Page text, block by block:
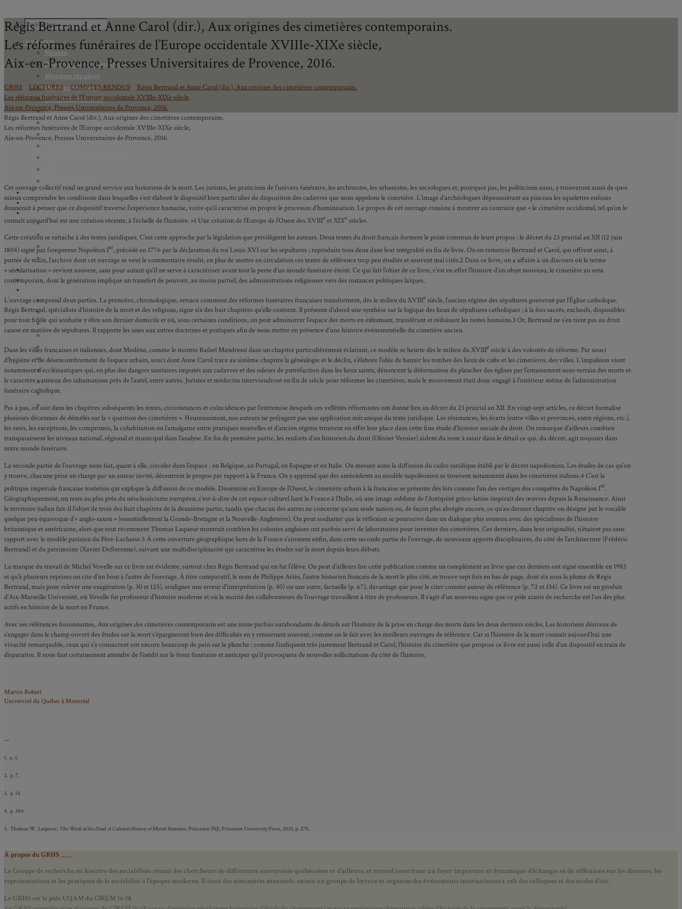
À PROPOS
Mission
Programmation scientifique
Membres réguliers
Membres étudiants
Chercheurs associés
Diplômé.e.s
Statuts
Gouvernance
ARCHIVES
PROJETS EN COURS
AXES DE RECHERCHE
Axe 1 : Représentations publiques, communes et privées de la Cité
Axe 2 : Réputation, célébrité et popularité dans l’espace public
Axe 3 : Diffusion, circulation et appropriation des savoirs
Axe 4 : Conflits, justice et régulation sociale
BIBLIOTHÈQUE
LECTURES
CINÉ-HISTOIRE – Voyage dans le cinéma japonais
CINÉ-HISTOIRE – La femme à la caméra
CINÉ-HISTOIRE – L’histoire comme chaos
CINÉ-HISTOIRE – Rome face à l’histoire
CINÉ-HISTOIRE – À l’ombre du 19e siècle
CINÉ-HISTOIRE – Sous l’œil de Bertrand Tavernier
CINÉ-HISTOIRE – L’histoire au tribunal
CINÉ-HISTOIRE – Le 18e siècle à l’écran
CINÉ-HISTOIRE – Kubrick historien
Perspectives citoyennes
Régis Bertrand et Anne Carol (dir.), Aux origines des cimetières contemporains.
Les réformes funéraires de l’Europe occidentale XVIIIe-XIXe siècle,
Aix-en-Provence, Presses Universitaires de Provence, 2016.
GRHS LECTURES>COMPTES RENDUS
Régis Bertrand et Anne Carol (dir.), Aux origines des cimetières contemporains.
Les réformes funéraires de l’Europe occidentale XVIIIe-XIXe siècle,
Aix-en-Provence, Presses Universitaires de Provence, 2016.
Régis Bertrand et Anne Carol (dir.), Aux origines des cimetières contemporains.
Les réformes funéraires de l’Europe occidentale XVIIIe-XIXe siècle,
Aix-en-Provence, Presses Universitaires de Provence, 2016.
Cet ouvrage collectif rend un grand service aux historiens de la mort. Les juristes, les praticiens de l’univers funéraire, les architectes, les urbanistes, les sociologues et, pourquoi pas, les politiciens aussi, y trouveront aussi de quoi
mieux comprendre les conditions dans lesquelles s’est élaboré le dispositif bien particulier de disposition des cadavres que nous appelons le cimetière. L’image d’archéologues dépoussiérant au pinceau les squelettes enfouis
donnerait à penser que ce dispositif traverse l’expérience humaine, voire qu’il caractérise en propre le processus d’hominisation. Le propos de cet ouvrage consiste à montrer au contraire que « le cimetière occidental, tel qu’on le
connaît aujourd’hui est une création récente, à l’échelle de l’histoire. »1 Une création de l’Europe de l’Ouest des XVIIIe et XIXe siècles.
Cette création se rattache à des textes juridiques. C’est cette approche par la législation que privilégient les auteurs. Deux textes du droit français forment le point commun de leurs propos : le décret du 23 prairial an XII (12 juin
1804) signé par l’empereur Napoléon Ier, précédé en 1776 par la déclaration du roi Louis XVI sur les sépultures ; reproduits tous deux dans leur intégralité en fin de livre. On en remercie Bertrand et Carol, qui offrent ainsi, à
portée de main, l’archive dont cet ouvrage se veut le commentaire érudit, en plus de mettre en circulation ces textes de référence trop peu étudiés et souvent mal cités.2 Dans ce livre, on a affaire à un discours où le terme
« sécularisation » revient souvent, sans pour autant qu’il ne serve à caractériser avant tout la perte d’un monde funéraire éteint. Ce qui fait l’objet de ce livre, c’est en effet l’histoire d’un objet nouveau, le cimetière au sens
contemporain, dont la génération implique un transfert de pouvoir, au moins partiel, des administrations religieuses vers des instances politiques laïques.
L’ouvrage comprend deux parties. La première, chronologique, retrace comment des réformes funéraires françaises transforment, dès le milieu du XVIIIe siècle, l’ancien régime des sépultures gouverné par l’Église catholique.
Régis Bertrand, spécialiste d’histoire de la mort et des religions, signe six des huit chapitres qu’elle contient. Il présente d’abord une synthèse sur la logique des lieux de sépultures catholiques ; à la fois sacrés, exclusifs, disponibles
pour tout fidèle qui souhaite y élire son dernier domicile et où, sous certaines conditions, on peut administrer l’espace des morts en exhumant, transférant et réduisant les restes humains.3 Or, Bertrand ne s’en tient pas au droit
canon en matière de sépultures. Il rapporte les unes aux autres doctrines et pratiques afin de nous mettre en présence d’une histoire évènementielle du cimetière ancien.
Dans les villes françaises et italiennes, dont Modène, comme le montre Rafael Mandressi dans un chapitre particulièrement éclairant, ce modèle se heurte dès le milieu du XVIIIe siècle à des volontés de réforme. Par souci
d’hygiène et de désencombrement de l’espace urbain, souci dont Anne Carol trace au sixième chapitre la généalogie et le déclin, s’élabore l’idée de bannir les tombes des lieux de culte et les cimetières, des villes. L’impulsion vient
notamment d’ecclésiastiques qui, en plus des dangers sanitaires imputés aux cadavres et des odeurs de putréfaction dans les lieux saints, dénoncent la déformation du plancher des églises par l’entassement sous-terrain des morts et
le caractère vaniteux des inhumations près de l’autel, entre autres. Juristes et médecins interviendront en fin de siècle pour réformer les cimetières, mais le mouvement était donc engagé à l’intérieur même de l’administration
funéraire catholique.
Pas à pas, on suit dans les chapitres subséquents les textes, circonstances et coïncidences par l’entremise desquels ces velléités réformistes ont donné lieu au décret du 23 prairial an XII. En vingt-sept articles, ce décret formalise
plusieurs décennies de démêlés sur la « question des cimetières ». Heureusement, nos auteurs ne préjugent pas une application mécanique du texte juridique. Les résistances, les écarts (entre villes et provinces, entre régions, etc.),
les ratés, les exceptions, les compromis, la cohabitation ou l’amalgame entre pratiques nouvelles et d’ancien régime trouvent en effet leur place dans cette fine étude d’histoire sociale du droit. On remarque d’ailleurs combien
transparaissent les niveaux national, régional et municipal dans l’analyse. En fin de première partie, les renforts d’un historien du droit (Olivier Vernier) aident du reste à saisir dans le détail ce qui, du décret, agit toujours dans
notre monde funéraire.
La seconde partie de l’ouvrage nous fait, quant à elle, circuler dans l’espace : en Belgique, au Portugal, en Espagne et en Italie. On mesure ainsi la diffusion du cadre juridique établi par le décret napoléonien. Les études de cas qu’on
y trouve, chacune prise en charge par un auteur invité, décentrent le propos par rapport à la France. On y apprend que des antécédents au modèle napoléonien se trouvent notamment dans les cimetières italiens.4 C’est la
politique impériale française toutefois qui explique la diffusion de ce modèle. Disséminé en Europe de l’Ouest, le cimetière urbain à la française se présente dès lors comme l’un des vestiges des conquêtes de Napoléon Ier.
Géographiquement, on reste au plus près du néoclassicisme européen, c’est-à-dire de cet espace culturel liant la France à l’Italie, où une image sublime de l’Antiquité gréco-latine inspirait des œuvres depuis la Renaissance. Ainsi
le territoire italien fait-il l’objet de trois des huit chapitres de la deuxième partie, tandis que chacun des autres ne concerne qu’une seule nation ou, de façon plus abrégée encore, ce qu’au dernier chapitre on désigne par le vocable
quelque peu équivoque d’« anglo-saxon » (essentiellement la Grande-Bretagne et la Nouvelle-Angleterre). On peut souhaiter que la réflexion se poursuive dans un dialogue plus soutenu avec des spécialistes de l’histoire
britannique et américaine, alors que tout récemment Thomas Laqueur montrait combien les colonies anglaises ont parfois servi de laboratoires pour inventer des cimetières. Ces derniers, dans leur originalité, n’étaient pas sans
rapport avec le modèle parisien du Père-Lachaise.5 À cette ouverture géographique hors de la France s’ajoutent enfin, dans cette seconde partie de l’ouvrage, de nouveaux apports disciplinaires, du côté de l’architecture (Frédéric
Bertrand) et du patrimoine (Xavier Deflorenne), suivant une multidisciplinarité qui caractérise les études sur la mort depuis leurs débuts.
La marque du travail de Michel Vovelle sur ce livre est évidente, surtout chez Régis Bertrand qui en fut l’élève. On peut d’ailleurs lire cette publication comme un complément au livre que ces derniers ont signé ensemble en 1983
et qu’à plusieurs reprises on cite d’un bout à l’autre de l’ouvrage. À titre comparatif, le nom de Philippe Ariès, l’autre historien français de la mort le plus cité, se trouve sept fois en bas de page, dont six sous la plume de Régis
Bertrand, mais pour relever une exagération (p. 30 et 125), souligner une erreur d’interprétation (p. 40) ou une autre, factuelle (p. 67), davantage que pour le citer comme auteur de référence (p. 72 et 134). Ce livre est un produit
d’Aix-Marseille Université, où Vovelle fut professeur d’histoire moderne et où la moitié des collaborateurs de l’ouvrage travaillent à titre de professeurs. Il s’agit d’un nouveau signe que ce pôle aixois de recherche est l’un des plus
actifs en histoire de la mort en France.
Avec ses références foisonnantes,Aux origines des cimetières contemporainsest une mine parfois surabondante de détails sur l’histoire de la prise en charge des morts dans les deux derniers siècles. Les historiens désireux de
s’engager dans le champ ouvert des études sur la mort s’épargneront bien des difficultés en y retournant souvent, comme on le fait avec les meilleurs ouvrages de référence. Car si l’histoire de la mort connaît aujourd’hui une
vivacité remarquable, ceux qui s’y consacrent ont encore beaucoup de pain sur la planche : comme l’indiquent très justement Bertrand et Carol, l’histoire du cimetière que propose ce livre est aussi celle d’un dispositif en train de
disparaître. Il nous faut certainement attendre de l’inédit sur le front funéraire et anticiper qu’il provoquera de nouvelles sollicitations du côté de l’histoire.
Martin Robert
Université du Québec à Montréal
—
1. p. 5.
2. p. 7.
3. p. 14.
4. p. 304.
5. Thomas W. Laqueur, The Work of the Dead. A Cultural History of Mortal Remains, Princeton (NJ), Princeton University Press, 2015, p. 270.
À propos du GRHS ___
Le Groupe de recherche en histoire des sociabilités réunit des chercheurs de différentes universités québécoises et d’ailleurs, et entend constituer un foyer important et dynamique d’échanges et de réflexions sur les discours, les
représentations et les pratiques de la sociabilité à l’époque moderne. Il tient des séminaires mensuels, anime un groupe de lecture et organise des événements internationaux tels des colloques et des écoles d’été.
Le GRHS est le pôle UQAM du CIREM 16-18